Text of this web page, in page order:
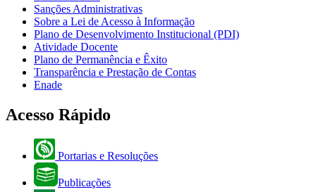
Sanções Administrativas
Sobre a Lei de Acesso à Informação
Plano de Desenvolvimento Institucional (PDI)
Atividade Docente
Plano de Permanência e Êxito
Transparência e Prestação de Contas
Enade
Acesso Rápido
Portarias e Resoluções
Publicações